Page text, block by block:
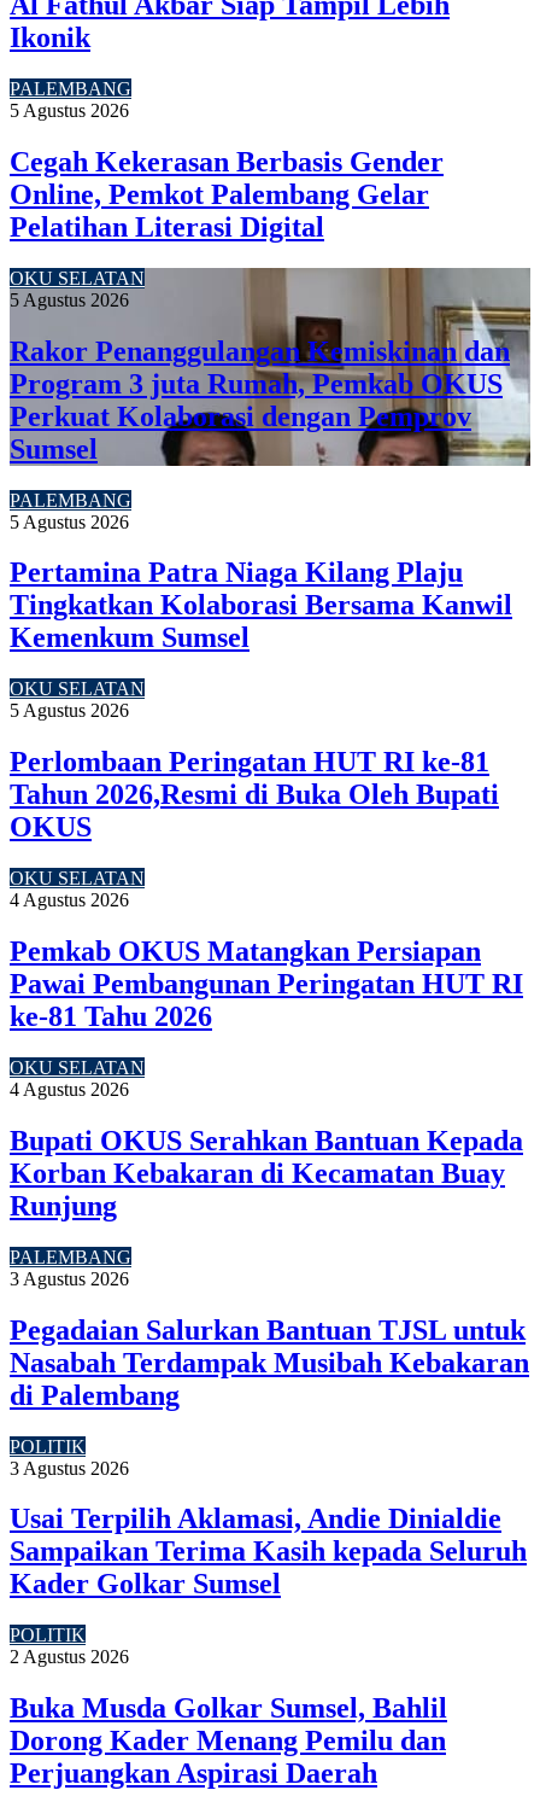
Ikonik
PALEMBANG
5 Agustus 2026
Cegah Kekerasan Berbasis Gender
Online, Pemkot Palembang Gelar
Pelatihan Literasi Digital
OKU SELATAN
5 Agustus 2026
Rakor Penanggulangan Kemiskinan dan
Program 3 juta Rumah, Pemkab OKUS
Perkuat Kolaborasi dengan Pemprov
Sumsel
PALEMBANG
5 Agustus 2026
Pertamina Patra Niaga Kilang Plaju
Tingkatkan Kolaborasi Bersama Kanwil
Kemenkum Sumsel
OKU SELATAN
5 Agustus 2026
Perlombaan Peringatan HUT RI ke-81
Tahun 2026,Resmi di Buka Oleh Bupati
OKUS
OKU SELATAN
4 Agustus 2026
Pemkab OKUS Matangkan Persiapan
Pawai Pembangunan Peringatan HUT RI
ke-81 Tahu 2026
OKU SELATAN
4 Agustus 2026
Bupati OKUS Serahkan Bantuan Kepada
Korban Kebakaran di Kecamatan Buay
Runjung
PALEMBANG
3 Agustus 2026
Pegadaian Salurkan Bantuan TJSL untuk
Nasabah Terdampak Musibah Kebakaran
di Palembang
POLITIK
3 Agustus 2026
Usai Terpilih Aklamasi, Andie Dinialdie
Sampaikan Terima Kasih kepada Seluruh
Kader Golkar Sumsel
POLITIK
2 Agustus 2026
Buka Musda Golkar Sumsel, Bahlil
Dorong Kader Menang Pemilu dan
Perjuangkan Aspirasi Daerah